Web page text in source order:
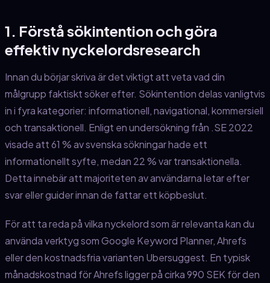
1. Förstå sökintention och göra
effektiv nyckelordsresearch
Innan du börjar skriva är det viktigt att veta vad din
målgrupp faktiskt söker efter. Sökintention delas vanligtvis
in i fyra kategorier: informationell, navigational, kommersiell
och transaktionell. Enligt en undersökning från .SE 2022
visade att 61 % av svenska sökningar hade ett
informationellt syfte, medan 22 % var transaktionella.
Detta innebär att majoriteten av användarna letar efter
svar eller guider innan de fattar ett köpbeslut.
För att ta reda på vilka nyckelord som är relevanta kan du
använda verktyg som Google Keyword Planner, Ahrefs
eller den kostnadsfria varianten Ubersuggest. En typisk
månadskostnad för Ahrefs ligger på cirka 990 SEK för den